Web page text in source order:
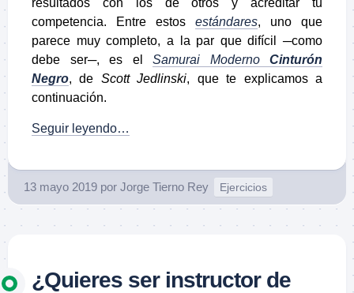
competencia. Entre estos estándares, uno que
parece muy completo, a la par que difícil ─como
debe ser─, es el Samurai Moderno Cinturón
Negro, de Scott Jedlinski, que te explicamos a
continuación.
Seguir leyendo…
13 mayo 2019 por Jorge Tierno Rey Ejercicios
¿Quieres ser instructor de